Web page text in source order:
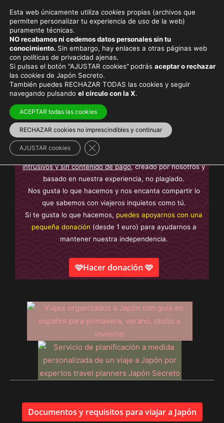
PROCESIONES Y
DESFILES
Viaja con el mejor seguro
En Japón Secreto te ofrecemos contenido
intrusivos y sin contenido de pago, creado por nosotros y
basado en nuestra experiencia, no plagiado.
Nos gusta lo que hacemos y nos encanta compartir lo
que sabemos con viajeros inquietos como tú.
Si te gusta lo que hacemos, puedes apoyarnos con una
pequeña donación (desde 1 euro) para ayudarnos a
mantener nuestra independencia.
🩷Hacer donación 🩷
Documentos y requisitos para viajar a Japón
Esta web únicamente utiliza cookies propias (archivos que
permiten personalizar tu experiencia de uso de la web)
puramente técnicas.
NO recabamos ni cedemos datos personales sin tu
conocimiento. Sin embargo, hay enlaces a otras páginas web
con políticas de privacidad ajenas.
Si pulsas el botón "AJUSTAR cookies" podrás aceptar o rechazar
las cookies de Japón Secreto.
También puedes RECHAZAR TODAS las cookies y seguir
navegando pulsando el círculo con la X.
ACEPTAR todas las cookies
RECHAZAR cookies no imprescindibles y continuar
AJUSTAR cookies Cerrar el banner de cookies RGPD